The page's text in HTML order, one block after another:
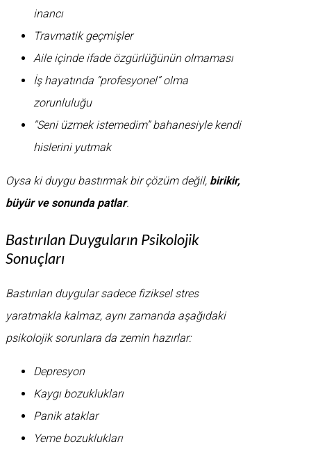
inancı
Travmatik geçmişler
Aile içinde ifade özgürlüğünün olmaması
İş hayatında “profesyonel” olma
zorunluluğu
“Seni üzmek istemedim” bahanesiyle kendi
hislerini yutmak
Oysa ki duygu bastırmak bir çözüm değil, birikir,
büyür ve sonunda patlar.
Bastırılan Duyguların Psikolojik
Sonuçları
Bastırılan duygular sadece fiziksel stres
yaratmakla kalmaz, aynı zamanda aşağıdaki
psikolojik sorunlara da zemin hazırlar:
Depresyon
Kaygı bozuklukları
Panik ataklar
Yeme bozuklukları